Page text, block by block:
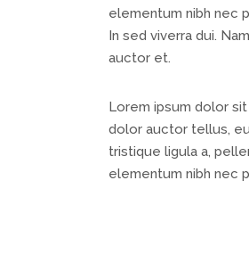
elementum nibh nec
In sed viverra dui.
auctor et.
Lorem ipsum dolor
dolor auctor tellus,
tristique ligula a,
elementum nibh nec